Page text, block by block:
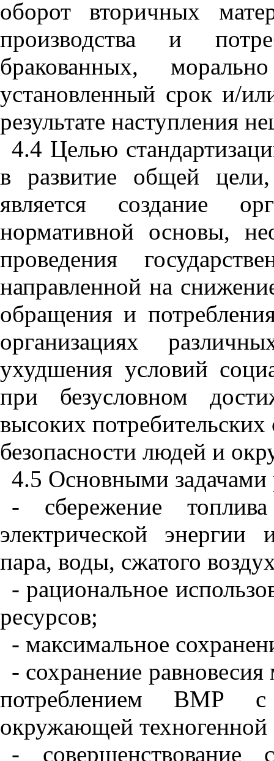
оборот вторичных
производства и
бракованных,
установленный срок и/
результате наступления
4.4 Целью
в развитие общей
является создание
нормативной основы,
проведения
направленной на
обращения и
организациях
ухудшения условий
при безусловном
высоких потребительских
безопасности людей и
4.5 Основными задачами
- сбережение
электрической
пара, воды, сжатого
- рациональное
ресурсов;
- максимальное
- сохранение
потреблением BMP с
окружающей техногенной
- совершенствование